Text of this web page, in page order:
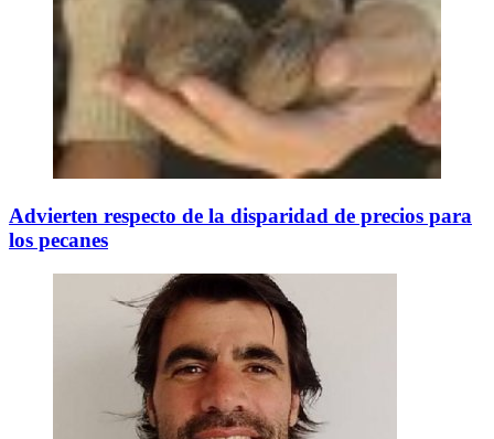
Advierten respecto de la disparidad de precios para
los pecanes